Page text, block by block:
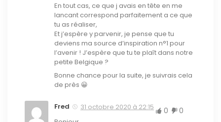
En tout cas, ce que j avais en tête en me
lancant correspond parfaitement a ce que
tu as réaliser,
Et j’espère y parvenir, je pense que tu
deviens ma source d’inspiration n°1 pour
l’avenir ! J’espère que tu te plaît dans notre
petite Belgique ?
Bonne chance pour la suite, je suivrais cela
de près 😀
Fred 31 octobre 2020 à 22:15 0 0